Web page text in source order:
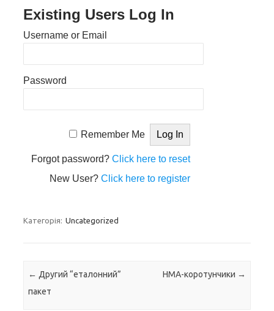
Existing Users Log In
Username or Email
Password
Remember Me
Forgot password?Click here to reset
New User?Click here to register
Категорія: Uncategorized
Навігація по запису
← Другий “еталонний”
пакет
НМА-коротунчики →